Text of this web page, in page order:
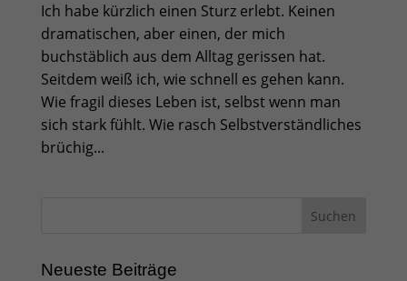
Ich habe kürzlich einen Sturz erlebt. Keinen
dramatischen, aber einen, der mich
buchstäblich aus dem Alltag gerissen hat.
Seitdem weiß ich, wie schnell es gehen kann.
Wie fragil dieses Leben ist, selbst wenn man
sich stark fühlt. Wie rasch Selbstverständliches
brüchig...
Neueste Beiträge